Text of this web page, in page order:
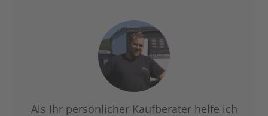
Als Ihr persönlicher Kaufberater helfe ich